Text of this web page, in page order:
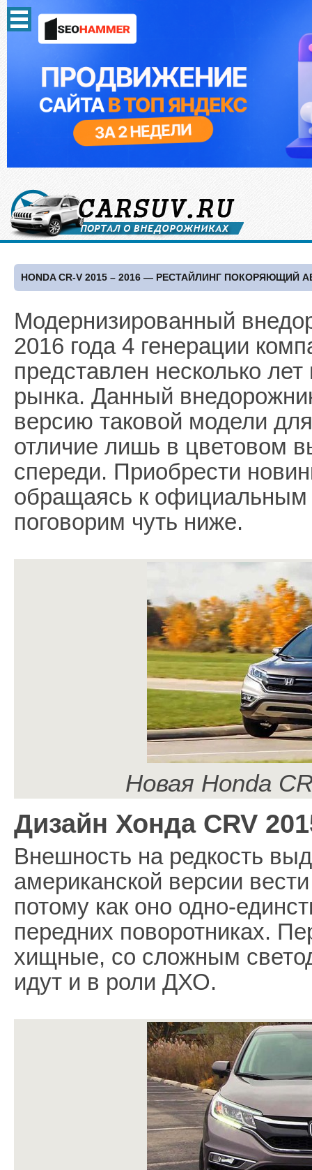
HONDA CR-V 2015 – 2016 — РЕСТАЙЛИНГ ПОКОРЯЮЩИЙ
Модернизированный
2016 года 4 генерации
представлен несколько
рынка. Данный
версию таковой модели
отличие лишь в цветовом
спереди. Приобрести
обращаясь к
поговорим чуть ниже.
Новая Honda
Дизайн Хонда CRV
Внешность на редкость
американской версии
потому как оно одно-
передних поворотниках.
хищные, со сложным
идут и в роли ДХО.